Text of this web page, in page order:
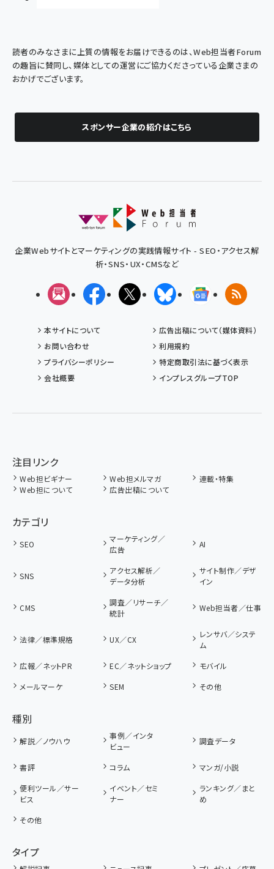
読者のみなさまに上質の情報をお届けできるのは、Web担当者Forum
の趣旨に賛同し、媒体としての運営にご協力くださっている企業さまの
おかげでございます。
スポンサー企業の紹介はこちら
企業Webサイトとマーケティングの実践情報サイト - SEO・アクセス解
析・SNS・UX・CMSなど
メルマガFacebookX(エックス)BlueskyGoogleニュ
RSS
本サイトについて
広告出稿について（媒体資料）
お問い合わせ
利用規約
プライバシーポリシー
特定商取引法に基づく表示
会社概要
インプレスグループTOP
注目リンク
Web担ビギナー Web担メルマガ
連載・特集
Web担について
広告出稿について
カテゴリ
SEO
マーケティング／
広告
AI
SNS
アクセス解析／
データ分析
サイト制作／デザ
イン
CMS
調査／リサーチ／
統計
Web担当者／仕事
法律／標準規格 UX／CX
レンサバ／システ
ム
広報／ネットPR
EC／ネットショップ
モバイル
メールマーケ
SEM その他
種別
解説／ノウハウ
事例／インタ
ビュー
調査データ
書評 コラム
マンガ/小説
便利ツール／サー
ビス
イベント／セミ
ナー
ランキング／まと
め
その他
タイプ